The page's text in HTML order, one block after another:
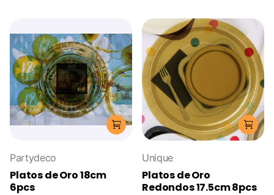
Partydeco
Platos de Oro 18cm
6pcs
Unique
Platos de Oro
Redondos 17.5cm 8pcs